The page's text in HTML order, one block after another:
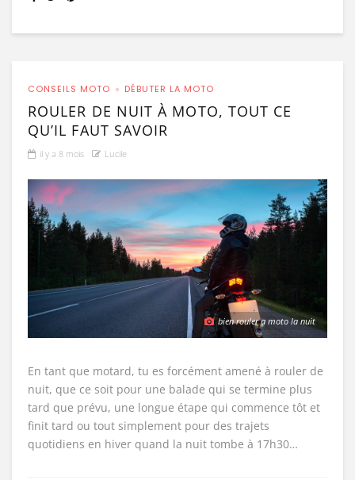
CONSEILS MOTO DÉBUTER LA MOTO
ROULER DE NUIT À MOTO, TOUT CE
QU’IL FAUT SAVOIR
il y a 8 mois Lucile
bien rouler a moto la nuit
En tant que motard, tu es forcément amené à rouler de
nuit, que ce soit pour une balade qui se termine plus
tard que prévu, une longue étape qui commence tôt et
finit tard ou tout simplement pour des trajets
quotidiens en hiver quand la nuit tombe à 17h30…